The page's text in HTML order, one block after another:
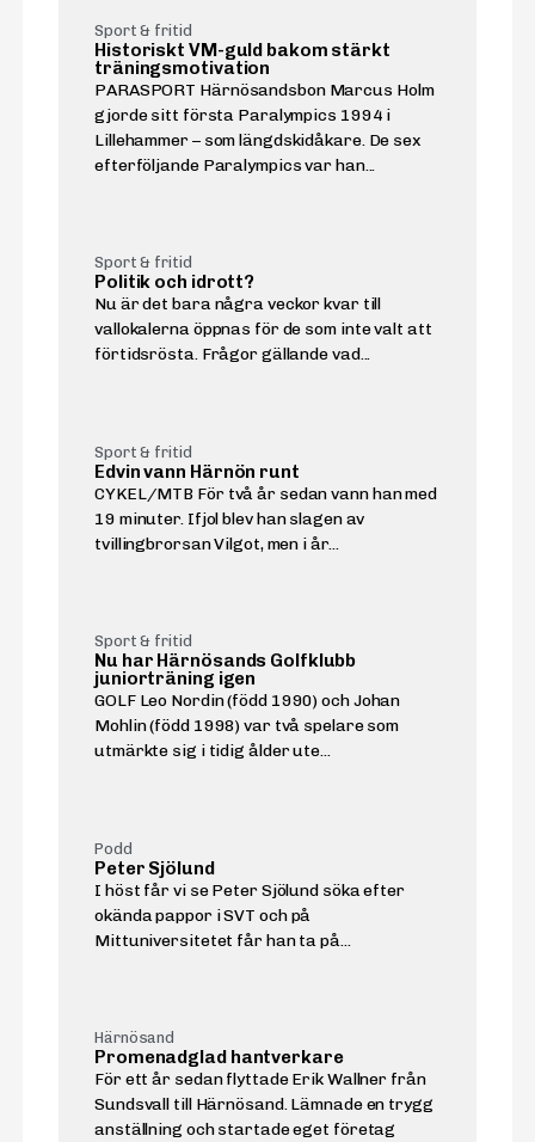
Sport & fritid
Historiskt VM-guld bakom stärkt
träningsmotivation
PARASPORT Härnösandsbon Marcus Holm
gjorde sitt första Paralympics 1994 i
Lillehammer – som längdskidåkare. De sex
efterföljande Paralympics var han...
Sport & fritid
Politik och idrott?
Nu är det bara några veckor kvar till
vallokalerna öppnas för de som inte valt att
förtidsrösta. Frågor gällande vad...
Sport & fritid
Edvin vann Härnön runt
CYKEL/MTB För två år sedan vann han med
19 minuter. Ifjol blev han slagen av
tvillingbrorsan Vilgot, men i år...
Sport & fritid
Nu har Härnösands Golfklubb
juniorträning igen
GOLF Leo Nordin (född 1990) och Johan
Mohlin (född 1998) var två spelare som
utmärkte sig i tidig ålder ute...
Podd
Peter Sjölund
I höst får vi se Peter Sjölund söka efter
okända pappor i SVT och på
Mittuniversitetet får han ta på...
Härnösand
Promenadglad hantverkare
För ett år sedan flyttade Erik Wallner från
Sundsvall till Härnösand. Lämnade en trygg
anställning och startade eget företag